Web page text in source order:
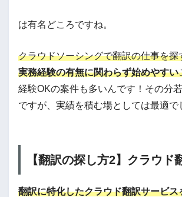
は有名どころですね。
クラウドソーシングで翻訳の仕事を探
実務経験の有無に関わらず始めやすい
経験OKの案件も多いんです！その分
ですが、実績を積む場としては最適で
【翻訳の探し方2】クラウド
翻訳に特化したクラウド翻訳サービス